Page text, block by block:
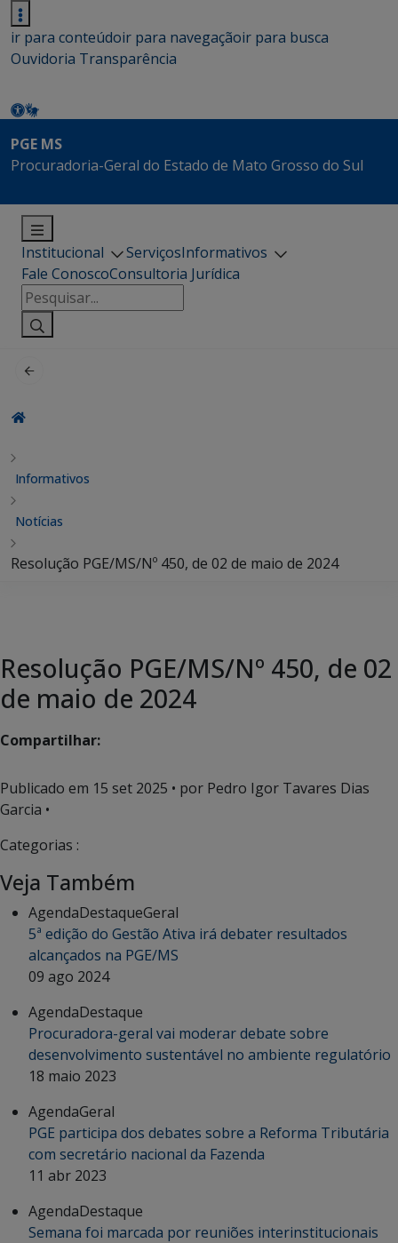
ir para conteúdoir para navegaçãoir para busca
Ouvidoria Transparência
PGE MS
Procuradoria-Geral do Estado de Mato Grosso do Sul
Institucional ServiçosInformativos
Fale ConoscoConsultoria Jurídica
Pesquisar
por:
Informativos
Notícias
Resolução PGE/MS/Nº 450, de 02 de maio de 2024
Resolução PGE/MS/Nº 450, de 02
de maio de 2024
Compartilhar:
Publicado em 15 set 2025 • por Pedro Igor Tavares Dias
Garcia •
Categorias :
Veja Também
AgendaDestaqueGeral
5ª edição do Gestão Ativa irá debater resultados
alcançados na PGE/MS
09 ago 2024
AgendaDestaque
Procuradora-geral vai moderar debate sobre
desenvolvimento sustentável no ambiente regulatório
18 maio 2023
AgendaGeral
PGE participa dos debates sobre a Reforma Tributária
com secretário nacional da Fazenda
11 abr 2023
AgendaDestaque
Semana foi marcada por reuniões interinstitucionais